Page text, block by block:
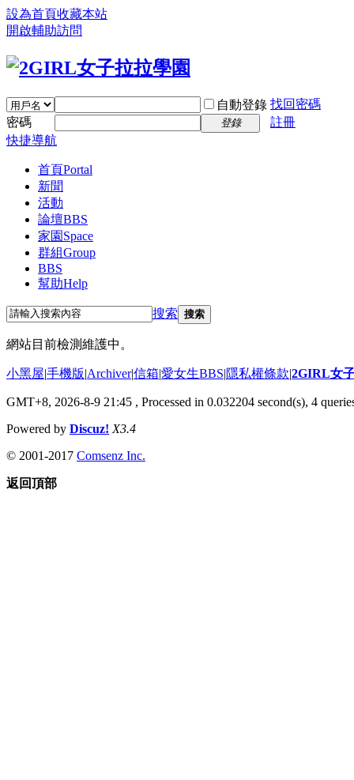
設為首頁收藏本站
開啟輔助訪問
自動登錄 找回密碼
密碼
登錄
註冊
快捷導航
首頁Portal
新聞
活動
論壇BBS
家園 Space
群組Group
BBS
幫助Help
搜索 搜索
網站目前檢測維護中。
小黑屋|手機版|Archiver|信箱|愛女生BBS|隱私權條款|2GIRL女
GMT+8, 2026-8-9 21:45 , Processed in 0.032204 second(s), 4
Powered by Discuz! X3.4
© 2001-2017 Comsenz Inc.
返回頂部